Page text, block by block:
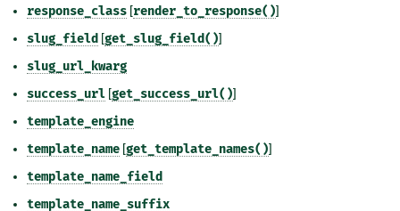
response_class [render_to_response()]
slug_field [get_slug_field()]
slug_url_kwarg
success_url [get_success_url()]
template_engine
template_name [get_template_names()]
template_name_field
template_name_suffix